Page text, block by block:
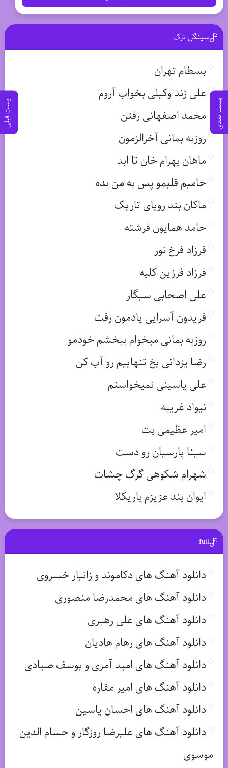
پست بعدی پست قبلی
سینگل ترک
بسطام تهران
علی زند وکیلی بخواب آروم
محمد اصفهانی رفتن
روزبه بمانی آخرالزمون
ماهان بهرام خان تا ابد
حامیم قلبمو پس به من بده
ماکان بند رویای تاریک
حامد همایون فرشته
فرزاد فرخ نور
فرزاد فرزین کلبه
علی اصحابی سیگار
فریدون آسرایی یادمون رفت
روزبه بمانی میخوام ببخشم خودمو
رضا یزدانی یخ تنهاییم رو آب کن
علی یاسینی نمیخواستم
نیواد غریبه
امیر عظیمی بت
سینا پارسیان رو دست
شهرام شکوهی گرگ چشات
ایوان بند عزیزم باریکلا
full
دانلود آهنگ های دکاموند و زانیار خسروی
دانلود آهنگ های محمدرضا منصوری
دانلود آهنگ های علی رهبری
دانلود آهنگ های رهام هادیان
دانلود آهنگ های امید آمری و یوسف صیادی
دانلود آهنگ های امیر مقاره
دانلود آهنگ های احسان یاسین
دانلود آهنگ های علیرضا روزگار و حسام الدین
موسوی